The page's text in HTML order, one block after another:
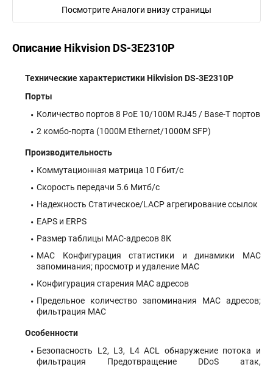
Посмотрите Аналоги внизу страницы
Описание Hikvision DS-3E2310P
Технические характеристики Hikvision DS-3E2310P
Порты
Количество портов 8 PoE 10/100M RJ45 / Base-T портов
2 комбо-порта (1000М Ethernet/1000M SFP)
Производительность
Коммутационная матрица 10 Гбит/с
Скорость передачи 5.6 Митб/с
Надежность Статическое/LACP агрегирование ссылок
EAPS и ERPS
Размер таблицы MAC-адресов 8К
MAC Конфигурация статистики и динамики MAC
запоминания; просмотр и удаление MAC
Конфигурация старения MAC адресов
Предельное количество запоминания MAC адресов;
фильтрация MAС
Особенности
Безопасность L2, L3, L4 ACL обнаружение потока и
фильтрация Предотвращение DDoS атак,